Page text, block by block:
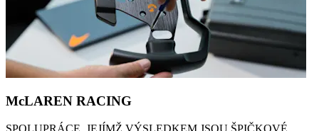
McLAREN RACING
SPOLUPRÁCE, JEJÍMŽ VÝSLEDKEM JSOU ŠPIČKOVÉ